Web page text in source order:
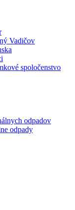
Vadičov
spoločenstvo
odpadov
odpady